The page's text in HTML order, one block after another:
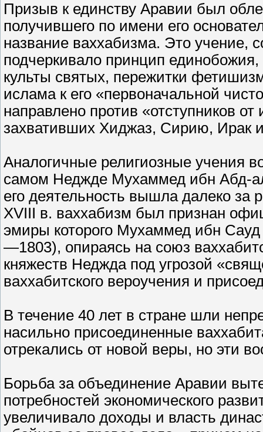
Призыв к единству Аравии был
получившего по имени его
название ваххабизма. Это учение,
подчеркивало принцип
культы святых, пережитки
ислама к его «первоначальной
направлено против «отступников
захвативших Хиджаз, Сирию, Ирак
Аналогичные религиозные учения
самом Неджде Мухаммед ибн Абд-
его деятельность вышла далеко за
XVIII в. ваххабизм был признан
эмиры которого Мухаммед ибн
—1803), опираясь на союз
княжеств Неджда под угрозой
ваххабитского вероучения и
В течение 40 лет в стране шли
насильно присоединенные
отрекались от новой веры, но эти
Борьба за объединение Аравии
потребностей экономического
увеличивало доходы и власть